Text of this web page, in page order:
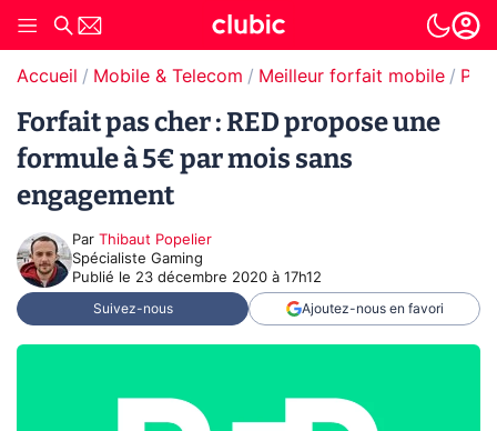
Accueil Mobile & Telecom Meilleur forfait mobile
Forfait pas cher : RED propose une
formule à 5€ par mois sans
engagement
Par Thibaut Popelier
Spécialiste Gaming
Publié le 23 décembre 2020 à 17h12
Suivez-nous Ajoutez-nous en favori